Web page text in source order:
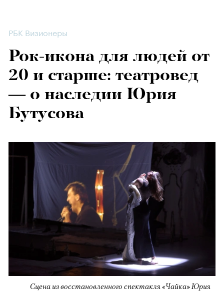
РБК Визионеры
Рок-икона для людей от
20 и старше: театровед
— о наследии Юрия
Бутусова
Сцена из восстановленного спектакля «Чайка» Юрия